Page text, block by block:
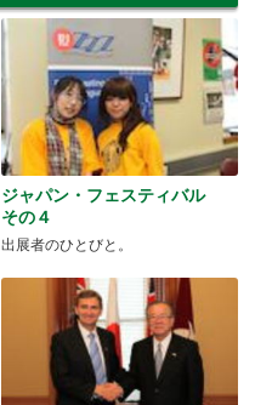
ジャパン・フェスティバル
その４
出展者のひとびと。